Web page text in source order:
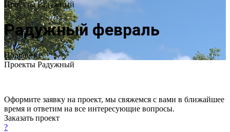
Проекты Радужный
Радужный февраль
Подробнее
Проекты Радужный
Оформите заявку на проект, мы свяжемся с вами в ближайшее
время и ответим на все интересующие вопросы.
Заказать проект
?